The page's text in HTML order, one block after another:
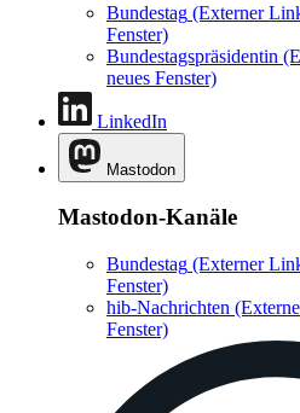
Bundestag (Externer
Fenster)
Bundestagspräsidentin
neues Fenster)
LinkedIn
Mastodon
Mastodon-Kanäle
Bundestag (Externer
Fenster)
hib-Nachrichten
Fenster)